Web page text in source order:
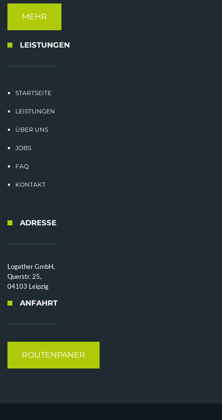
MEHR
LEISTUNGEN
STARTSEITE
LEISTUNGEN
ÜBER UNS
JOBS
FAQ
KONTAKT
ADRESSE
Logether GmbH,
Querstr. 25,
04103 Leipzig
ANFAHRT
ROUTENPANER